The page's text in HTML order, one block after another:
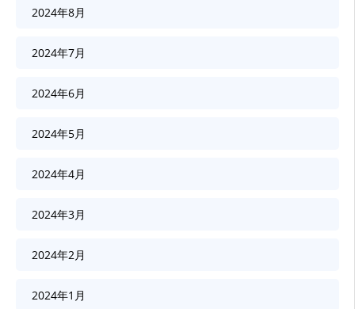
2024年8月
2024年7月
2024年6月
2024年5月
2024年4月
2024年3月
2024年2月
2024年1月